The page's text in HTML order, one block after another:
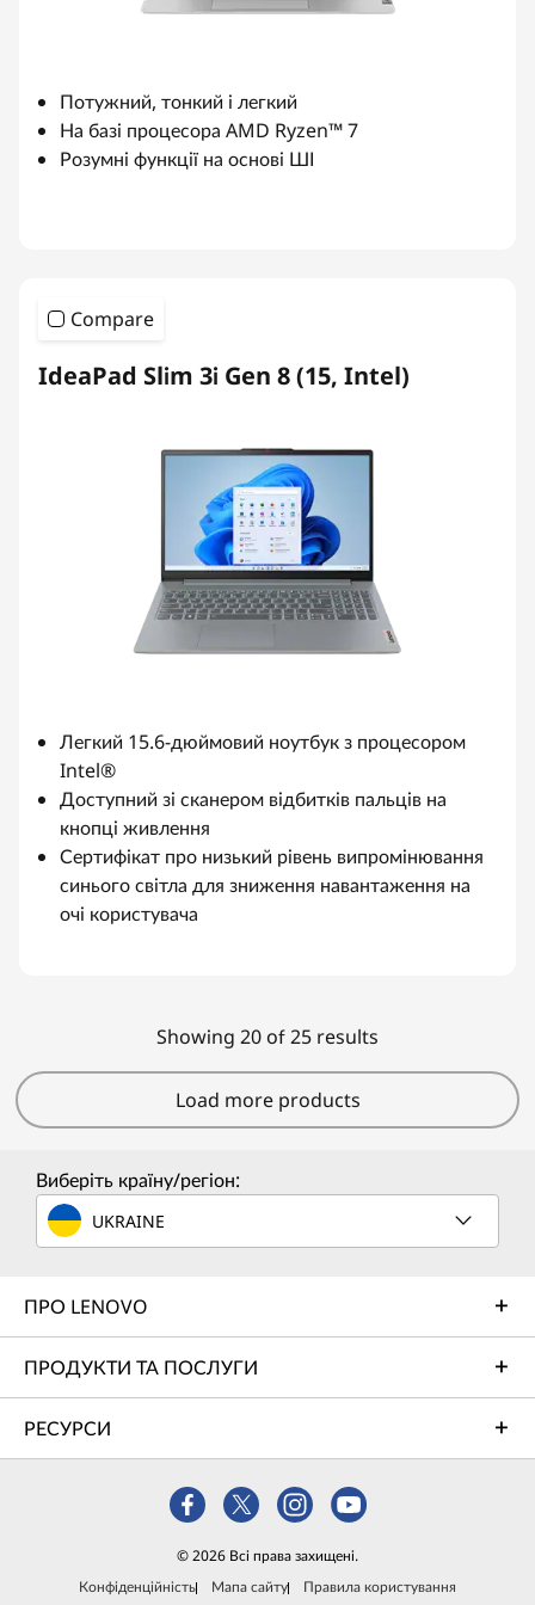
Потужний, тонкий і легкий
На базі процесора AMD Ryzen™ 7
Розумні функції на основі ШІ
Compare
IdeaPad Slim 3i Gen 8 (15, Intel)
Легкий 15.6-дюймовий ноутбук з процесором
Intel®
Доступний зі сканером відбитків пальців на
кнопці живлення
Сертифікат про низький рівень випромінювання
синього світла для зниження навантаження на
очі користувача
Showing 20 of 25 results
Load more products
Виберіть країну/регіон:
UKRAINE
ПРО LENOVO
ПРОДУКТИ ТА ПОСЛУГИ
РЕСУРСИ
© 2026 Всі права захищені.
Конфіденційність
Мапа сайту Правила користування